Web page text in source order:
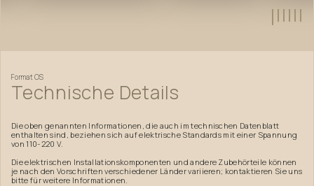
FormatOS
Technische Details
Die oben genannten Informationen, die auch im technischen Datenblatt
enthalten sind, beziehen sich auf elektrische Standards mit einer Spannung
von 110-220 V.
Die elektrischen Installationskomponenten und andere Zubehörteile können
je nach den Vorschriften verschiedener Länder variieren; kontaktieren Sie uns
bitte für weitere Informationen.